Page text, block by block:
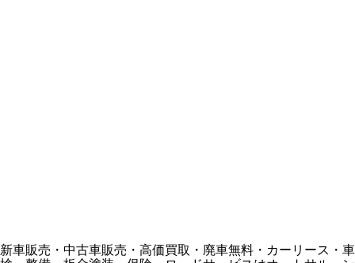
新車販売・中古車販売・高価買取・廃車無料・カーリース・車